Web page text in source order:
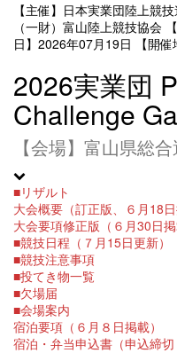
【主催】日本実業団陸上競
（一財）富山陸上競技協会
日】2026年07月19日
【開
2026実業団
Challenge
【会場】富山県総
■リザルト
大会概要（訂正版、６月18日
大会要項修正版（６月30日掲
■競技日程（７月15日更新）
■競技注意事項
■投てき物一覧
■欠場届
■会場案内
宿泊要項（６月８日掲載）
宿泊・弁当申込書（申込締